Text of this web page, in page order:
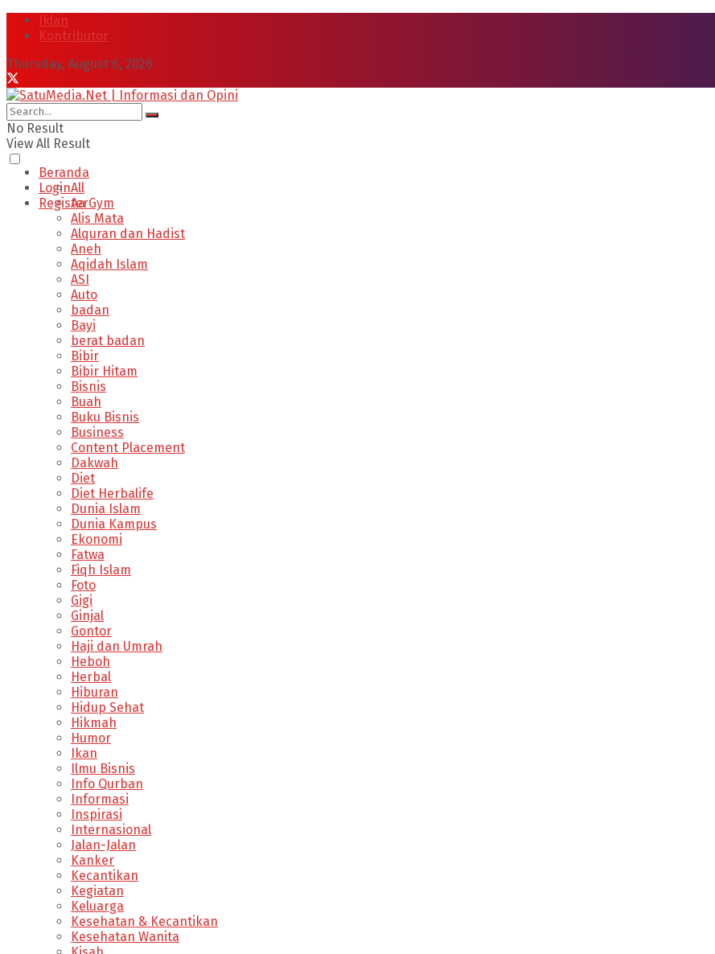
Iklan
Kontributor
Thursday, August 6, 2026
No Result
View All Result
Login
Register
Beranda
All
Aa Gym
Alis Mata
Alquran dan Hadist
Aneh
Aqidah Islam
ASI
Auto
badan
Bayi
berat badan
Bibir
Bibir Hitam
Bisnis
Buah
Buku Bisnis
Business
Content Placement
Dakwah
Diet
Diet Herbalife
Dunia Islam
Dunia Kampus
Ekonomi
Fatwa
Fiqh Islam
Foto
Gigi
Ginjal
Gontor
Haji dan Umrah
Heboh
Herbal
Hiburan
Hidup Sehat
Hikmah
Humor
Ikan
Ilmu Bisnis
Info Qurban
Informasi
Inspirasi
Internasional
Jalan-Jalan
Kanker
Kecantikan
Kegiatan
Keluarga
Kesehatan & Kecantikan
Kesehatan Wanita